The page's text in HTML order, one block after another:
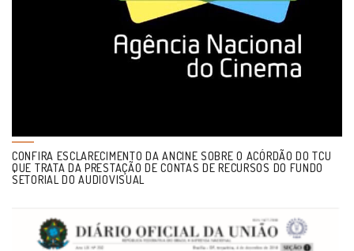
CONFIRA ESCLARECIMENTO DA ANCINE SOBRE O ACÓRDÃO DO TCU
QUE TRATA DA PRESTAÇÃO DE CONTAS DE RECURSOS DO FUNDO
SETORIAL DO AUDIOVISUAL